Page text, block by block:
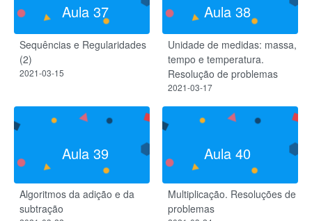
Aula 37
Sequências e Regularidades
(2)
2021-03-15
Aula 38
Unidade de medidas: massa,
tempo e temperatura.
Resolução de problemas
2021-03-17
Aula 39
Algoritmos da adição e da
subtração
Aula 40
Multiplicação. Resoluções de
problemas